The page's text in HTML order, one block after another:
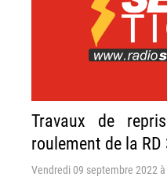
Travaux de
roulement de la RD
Vendredi 09 septembre 2022